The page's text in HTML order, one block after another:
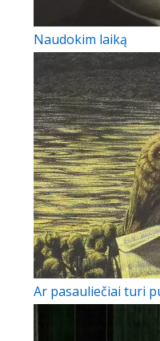
Naudokim laiką
Ar pasauliečiai turi